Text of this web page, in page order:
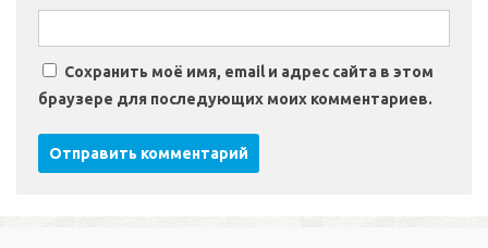
Сохранить моё имя, email и адрес сайта в этом
браузере для последующих моих комментариев.